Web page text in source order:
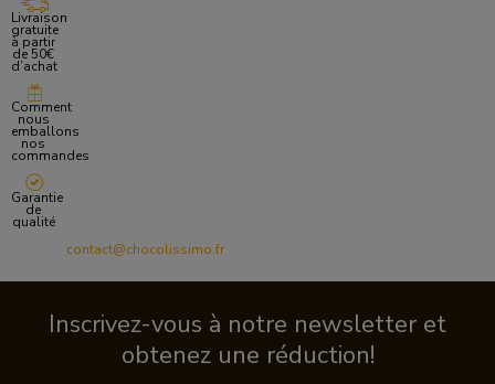
Livraison
gratuite
à partir
de 50€
d’achat
Comment
nous
emballons
nos
commandes
Garantie
de
qualité
contact@chocolissimo.fr
Inscrivez-vous à notre newsletter et
obtenez une réduction!